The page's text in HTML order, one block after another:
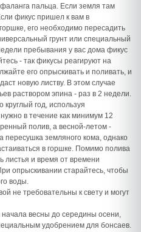
пальца. Если земля там
фикус пришел к вам в
его необходимо пересадить
грунт или специальный
пребывания у вас дома фикус
- так фикусы реагируют на
его опрыскивать и поливать, и
новую листву. В этом случае
раствором эпина - раз в 2 недели.
год, используя
в течение как минимум 12
полив, а весной-летом -
пересушка земляного кома, однако
в горшке. Помимо полива
листья и время от времени
опрыскивании старайтесь, чтобы
воды.
не требовательны к свету и могут
весны до середины осени,
удобрением для бонсаев.